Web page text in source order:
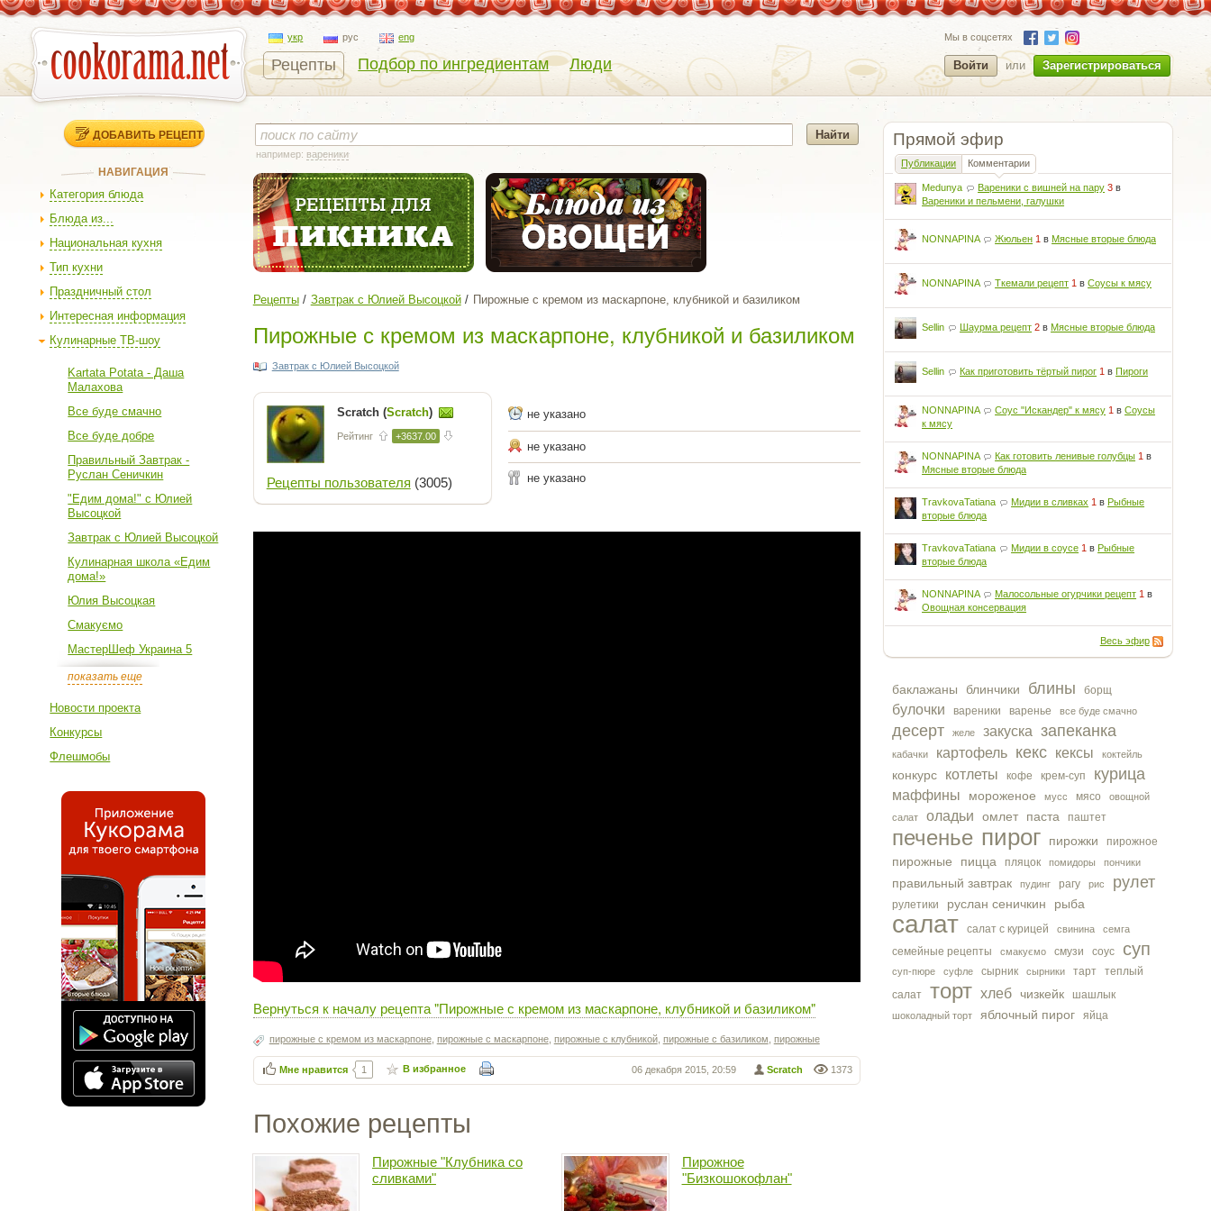
укр рус eng
Рецепты Подбор по ингредиентам Люди
Мы в соцсетях
Войти или Зарегистрироваться
ДОБАВИТЬ РЕЦЕПТ
НАВИГАЦИЯ
Категория блюда
Блюда из...
Национальная кухня
Тип кухни
Праздничный стол
Интересная информация
Кулинарные ТВ-шоу
Kartata Potata - Даша
Малахова
Все буде смачно
Все буде добре
Правильный Завтрак -
Руслан Сеничкин
"Едим дома!" с Юлией
Высоцкой
Завтрак с Юлией Высоцкой
Кулинарная школа «Едим
дома!»
Юлия Высоцкая
Смакуємо
МастерШеф Украина 5
показать еще
Новости проекта
Конкурсы
Флешмобы
Прямой эфир
Публикации Комментарии
Medunya Вареники с вишней на пару 3 в
Вареники и пельмени, галушки
NONNAPINA Жюльен 1 вМясные вторые блюда
NONNAPINA Ткемали рецепт 1 вСоусы к мясу
Sellin Шаурма рецепт 2 вМясные вторые блюда
Sellin Как приготовить тёртый пирог 1 вПироги
NONNAPINA Соус "Искандер" к мясу 1 вСоусы
к мясу
NONNAPINA Как готовить ленивые голубцы 1 в
Мясные вторые блюда
TravkovaTatiana Мидии в сливках 1 вРыбные
вторые блюда
TravkovaTatiana Мидии в соусе 1 вРыбные
вторые блюда
NONNAPINA Малосольные огурчики рецепт 1 в
Овощная консервация
Весь эфир
баклажаны блинчики блины борщ
булочки вареники варенье все буде смачно
десерт желе закуска запеканка
кабачки картофель кекс кексы коктейль
конкурс котлеты кофе крем-суп курица
маффины мороженое мусс мясо
овощной
салат
оладьи омлет паста паштет
печенье пирог пирожки пирожное
пирожные пицца пляцок помидоры пончики
правильный завтрак пудинг рагу рис рулет
рулетики руслан сеничкин рыба
салат салат с курицей свинина семга
семейные рецепты смакуємо смузи соус суп
суп-пюре суфле сырник сырники тарт
теплый
салат
торт хлеб чизкейк шашлык
шоколадный торт яблочный пирог яйца
например: вареники
Рецепты Завтрак с Юлией Высоцкой Пирожные с кремом из маскарпоне, клубникой и базиликом
Пирожные с кремом из маскарпоне, клубникой и базиликом
Завтрак с Юлией Высоцкой
Scratch (Scratch)
Рейтинг +3637.00
Рецепты пользователя (3005)
не указано
не указано
не указано
Вернуться к началу рецепта "Пирожные с кремом из маскарпоне, клубникой и базиликом"
пирожные с кремом из маскарпоне, пирожные с маскарпоне, пирожные с клубникой, пирожные с базиликом пирожные
1373
Scratch
06 декабря 2015, 20:59
Мне нравится 1 В избранное
Похожие рецепты
Пирожные "Клубника со
сливками"
Пирожное
"Бизкошокофлан"